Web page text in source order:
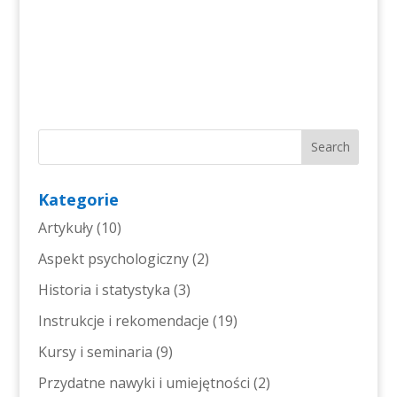
Kategorie
Artykuły(10)
Aspekt psychologiczny(2)
Historia i statystyka (3)
Instrukcje i rekomendacje (19)
Kursy i seminaria (9)
Przydatne nawyki i umiejętności (2)